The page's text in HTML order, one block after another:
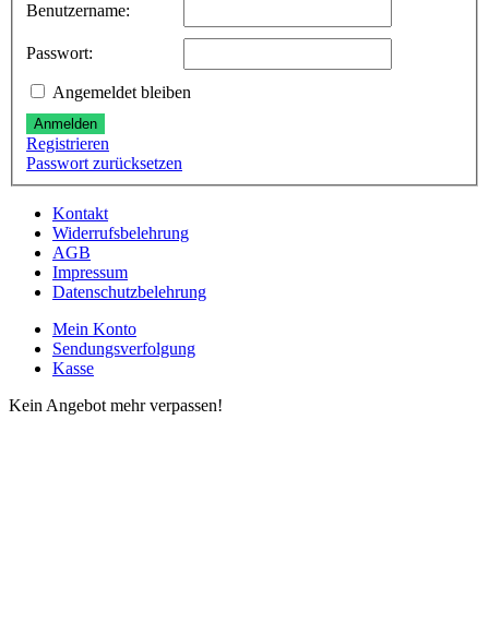
Benutzername:
Passwort:
Angemeldet bleiben
Anmelden
Registrieren
Passwort zurücksetzen
Kontakt
Widerrufsbelehrung
AGB
Impressum
Datenschutzbelehrung
Mein Konto
Sendungsverfolgung
Kasse
Kein Angebot mehr verpassen!